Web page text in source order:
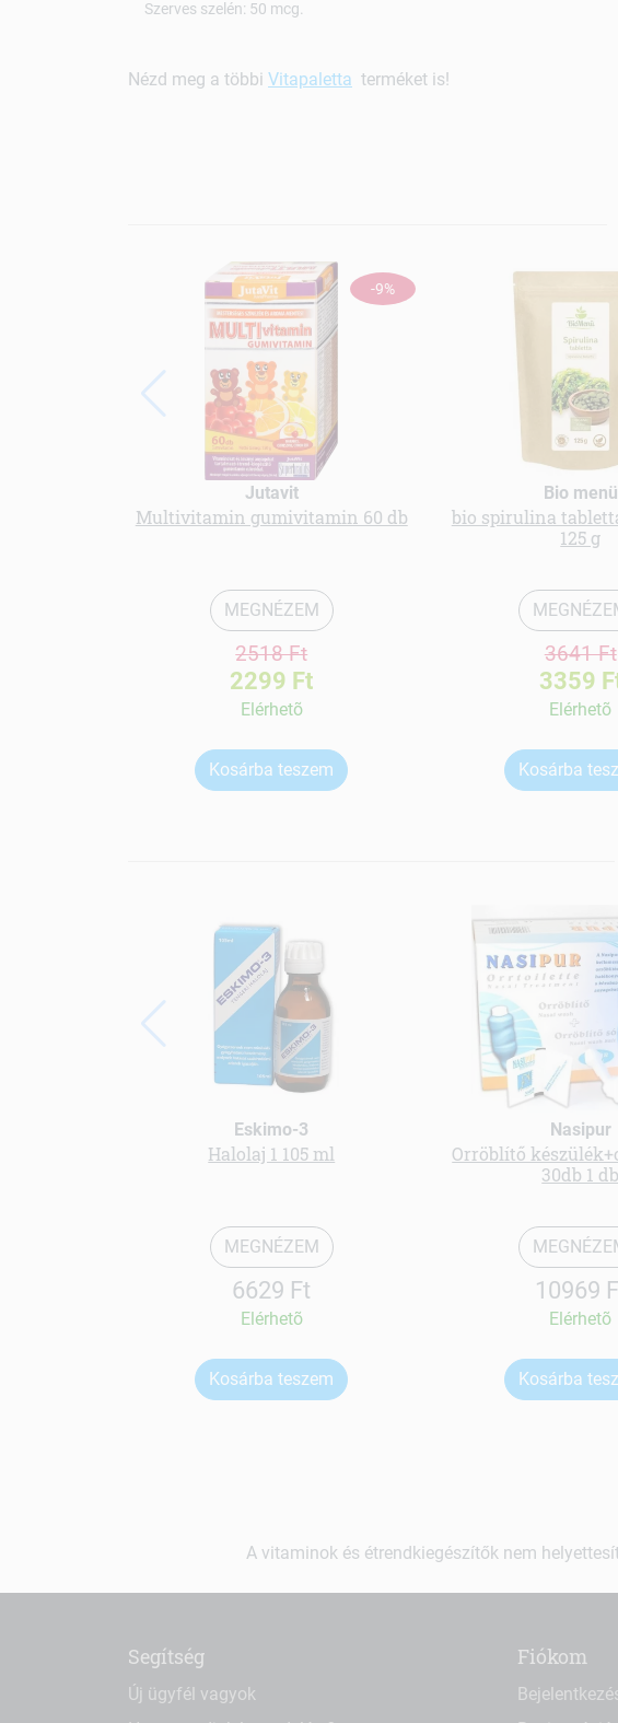
Szerves szelén: 50 mcg.
Nézd meg a többi Vitapaletta terméket is!
-9%
Jutavit
Multivitamin gumivitamin 60 db
MEGNÉZEM
2518 Ft
2299 Ft
Elérhetõ
Kosárba teszem
Bio menü
bio spirulina
125 g
3641 Ft
3359
Elérhetõ
Kosárba
Eskimo-3
Halolaj 1 105 ml
MEGNÉZEM
6629 Ft
Elérhetõ
Kosárba teszem
Nasipur
Orröblítő
30db 1 db
10969
Elérhetõ
Kosárba
A vitaminok és étrendkiegészítők nem
Segítség
Új ügyfél vagyok
Fiókom